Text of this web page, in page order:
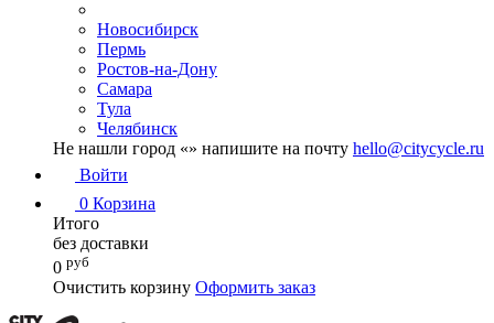
Новосибирск
Пермь
Ростов-на-Дону
Самара
Тула
Челябинск
Не нашли город «» напишите на почту hello@citycycle.ru
Войти
0 Корзина
Итого
без доставки
0 руб
Очистить корзину Оформить заказ